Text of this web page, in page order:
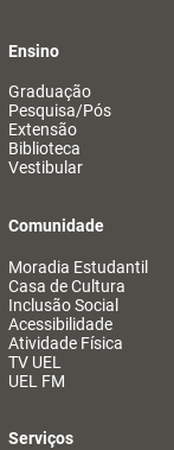
Ensino
Graduação
Pesquisa/Pós
Extensão
Biblioteca
Vestibular
Comunidade
Moradia Estudantil
Casa de Cultura
Inclusão Social
Acessibilidade
Atividade Física
TV UEL
UEL FM
Serviços